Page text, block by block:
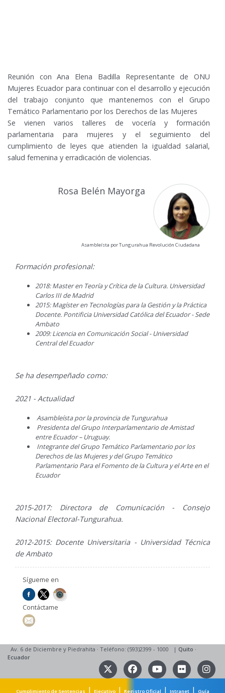
Reunión con Ana Elena Badilla Representante de ONU
Mujeres Ecuador para continuar con el desarrollo y ejecución
del trabajo conjunto que mantenemos con el Grupo
Temático Parlamentario por los Derechos de las Mujeres
Se vienen varios talleres de vocería y formación
parlamentaria para mujeres y el seguimiento del
cumplimiento de leyes que atienden la igualdad salarial,
salud femenina y erradicación de violencias.
Rosa Belén Mayorga
Asambleísta por Tungurahua Revolución Ciudadana
Formación profesional:
2018: Master en Teoría y Crítica de la Cultura. Universidad
Carlos III de Madrid
2015: Magíster en Tecnologías para la Gestión y la Práctica
Docente. Pontificia Universidad Católica del Ecuador - Sede
Ambato
2009: Licencia en Comunicación Social - Universidad
Central del Ecuador
Se ha desempeñado como:
2021 - Actualidad
Asambleísta por la provincia de Tungurahua
Presidenta del Grupo Interparlamentario de Amistad
entre Ecuador – Uruguay.
Integrante del Grupo Temático Parlamentario por los
Derechos de las Mujeres y del Grupo Temático
Parlamentario Para el Fomento de la Cultura y el Arte en el
Ecuador
2015-2017: Directora de Comunicación - Consejo
Nacional Electoral-Tungurahua.
2012-2015: Docente Universitaria - Universidad Técnica
de Ambato
Sígueme en
Contáctame
Av. 6 de Diciembre y Piedrahita · Teléfono: (593)2399 - 1000 | Quito ·
Ecuador
Cumplimiento de Sentencias | Ejecutivo| Registro Oficial | Intranet| Guía